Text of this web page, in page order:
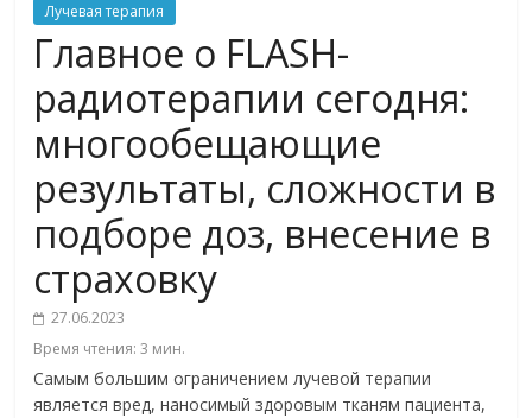
Лучевая терапия
Главное о FLASH-
радиотерапии сегодня:
многообещающие
результаты, сложности в
подборе доз, внесение в
страховку
27.06.2023
Время чтения:3 мин.
Самым большим ограничением лучевой терапии
является вред, наносимый здоровым тканям пациента,